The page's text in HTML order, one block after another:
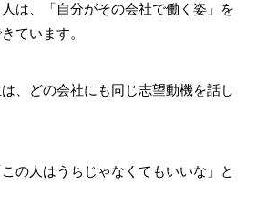
は、「自分がその会社で働く姿」を
ています。
、どの会社にも同じ志望動機を話し
の人はうちじゃなくてもいいな」と